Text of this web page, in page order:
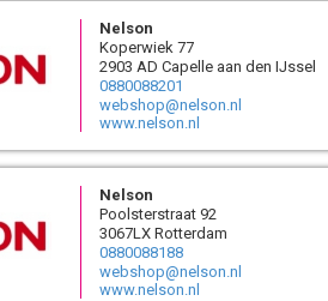
Nelson
Koperwiek 77
2903 AD Capelle aan den IJssel
0880088201
webshop@nelson.nl
www.nelson.nl
Nelson
Poolsterstraat 92
3067LX Rotterdam
0880088188
webshop@nelson.nl
www.nelson.nl